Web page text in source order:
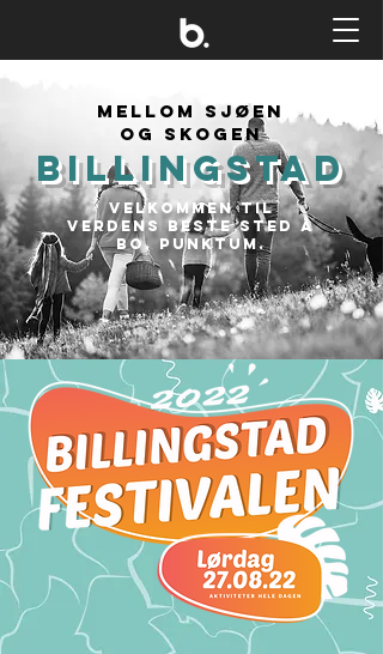
MELLOM SJØen
OG skogen
BILLINGSTAD
Velkommen til
verdens beste sted å
bo. PUNKTUM.